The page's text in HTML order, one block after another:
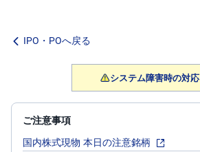
IPO・POへ戻る
システム障害時の対応
ご注意事項
国内株式現物 本日の注意銘柄